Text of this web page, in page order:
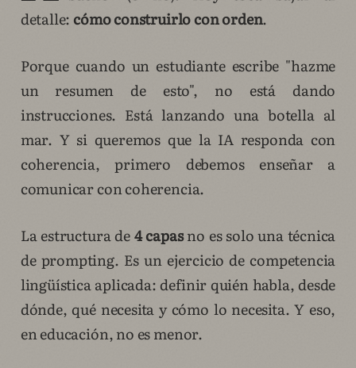
detalle: cómo construirlo con orden.
Porque cuando un estudiante escribe "hazme
un resumen de esto", no está dando
instrucciones. Está lanzando una botella al
mar. Y si queremos que la IA responda con
coherencia, primero debemos enseñar a
comunicar con coherencia.
La estructura de4 capasno es solo una técnica
de prompting. Es un ejercicio de competencia
lingüística aplicada: definir quién habla, desde
dónde, qué necesita y cómo lo necesita. Y eso,
en educación, no es menor.